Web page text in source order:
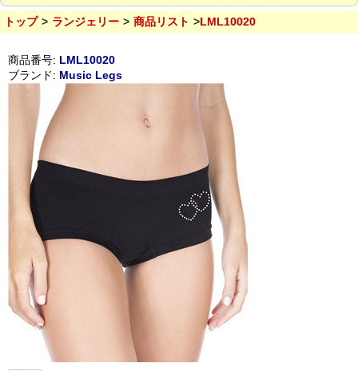
トップ ランジェリー 商品リスト LML10020
商品番号: LML10020
ブランド: Music Legs